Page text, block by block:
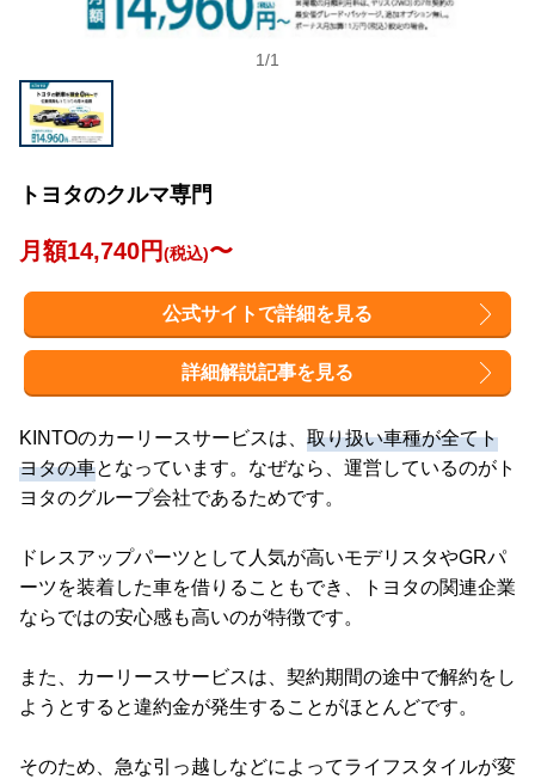
1/1
トヨタのクルマ専門
月額14,740円(税込)〜
公式サイトで詳細を見る
詳細解説記事を見る
KINTOのカーリースサービスは、 取り扱い車種が全てト
ヨタの車となっています。なぜなら、運営しているのがト
ヨタのグループ会社であるためです。
ドレスアップパーツとして人気が高いモデリスタやGRパ
ーツを装着した車を借りることもでき、トヨタの関連企業
ならではの安心感も高いのが特徴です。
また、カーリースサービスは、契約期間の途中で解約をし
ようとすると違約金が発生することがほとんどです。
そのため、急な引っ越しなどによってライフスタイルが変